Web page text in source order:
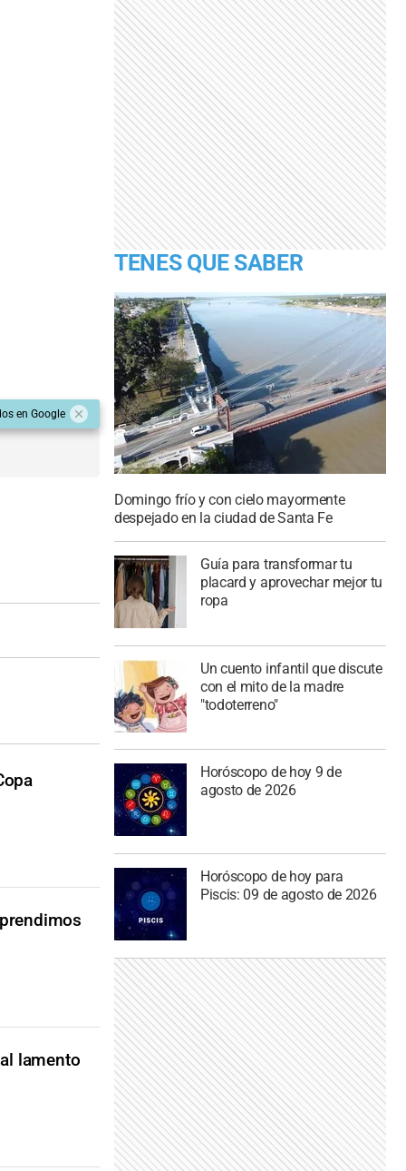
en Google
lamento
TENES QUE SABER
Domingo frío y con cielo mayormente
despejado en la ciudad de Santa Fe
Guía para transformar tu
placard y aprovechar mejor tu
ropa
Un cuento infantil que discute
con el mito de la madre
"todoterreno"
Horóscopo de hoy 9 de
agosto de 2026
Horóscopo de hoy para
Piscis: 09 de agosto de 2026